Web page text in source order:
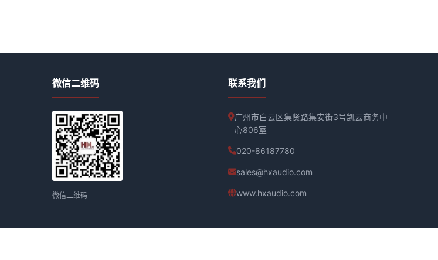
微信二维码
微信二维码
联系我们
广州市白云区集贤路集安街3号凯云商务中
心806室
020-86187780
sales@hxaudio.com
www.hxaudio.com